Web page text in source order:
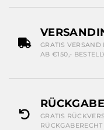
GRATIS VERSAND
AB €150,-
GRATIS
RÜCKGABERECHT